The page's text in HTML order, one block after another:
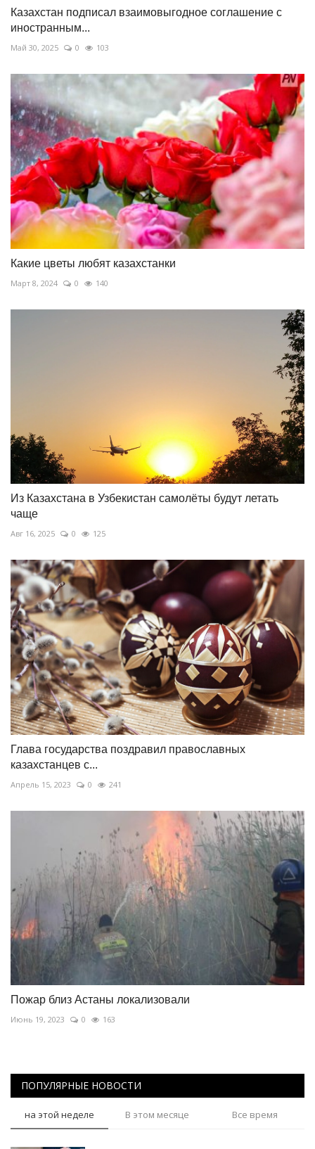
Казахстан подписал взаимовыгодное соглашение с
иностранным...
Май 30, 2025 0 103
Какие цветы любят казахстанки
Март 8, 2024 0 140
Из Казахстана в Узбекистан самолёты будут летать
чаще
Авг 16, 2025 0 125
Глава государства поздравил православных
казахстанцев с...
Апрель 15, 2023 0 241
Пожар близ Астаны локализовали
Июнь 19, 2023 0 163
ПОПУЛЯРНЫЕ НОВОСТИ
на этой неделе В этом месяце Все время